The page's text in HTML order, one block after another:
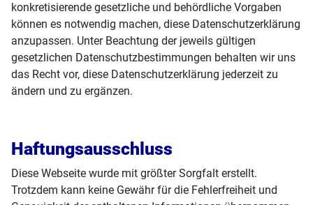
konkretisierende gesetzliche und behördliche Vorgaben
können es notwendig machen, diese Datenschutzerklärung
anzupassen. Unter Beachtung der jeweils gültigen
gesetzlichen Datenschutzbestimmungen behalten wir uns
das Recht vor, diese Datenschutzerklärung jederzeit zu
ändern und zu ergänzen.
Haftungsausschluss
Diese Webseite wurde mit größter Sorgfalt erstellt.
Trotzdem kann keine Gewähr für die Fehlerfreiheit und